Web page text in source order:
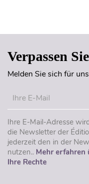
Verpassen
Melden Sie sich für
Ihre E-Mail-Adresse
die Newsletter der
jederzeit den in der
nutzen.. Mehr erfahren
Ihre Rechte